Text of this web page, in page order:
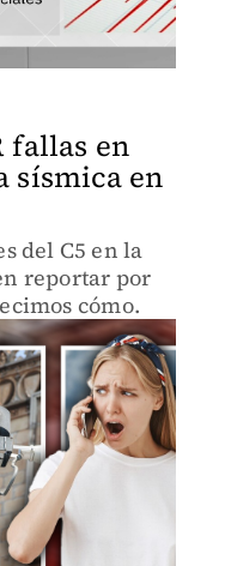
fallas en
sísmica en
del C5 en la
reportar por
cómo.